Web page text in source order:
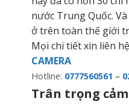
nước Trung Quốc.
ở trên toàn thế giới
Mọi chi tiết xin liên
CAMERA
Hotline: 0777560561 –
Trân trọng